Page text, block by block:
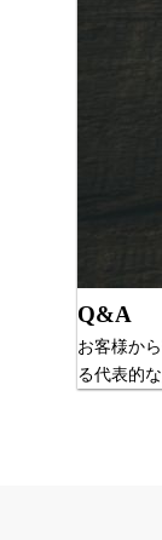
Q&A
お客様か
る代表的